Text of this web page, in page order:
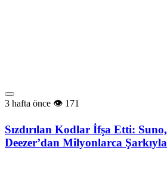
3 hafta önce 171
Sızdırılan Kodlar İfşa Etti:
Deezer’dan Milyonlarca